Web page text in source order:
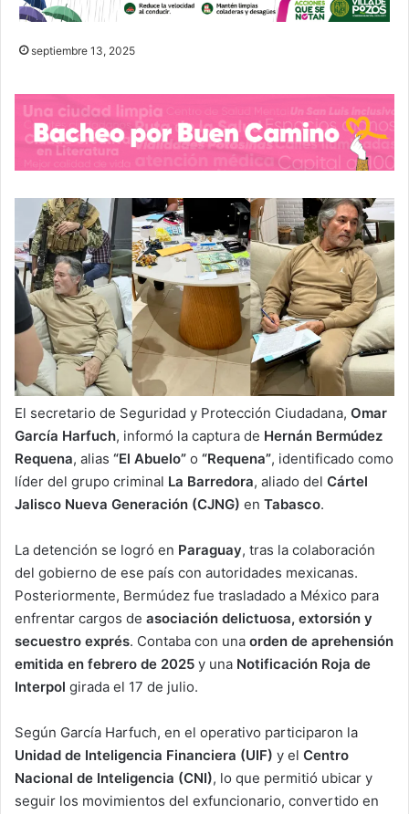
septiembre 13, 2025
El secretario de Seguridad y Protección Ciudadana, Omar
García Harfuch, informó la captura de Hernán Bermúdez
Requena, alias “El Abuelo” o “Requena”, identificado como
líder del grupo criminal La Barredora, aliado del Cártel
Jalisco Nueva Generación (CJNG) en Tabasco.
La detención se logró en Paraguay, tras la colaboración
del gobierno de ese país con autoridades mexicanas.
Posteriormente, Bermúdez fue trasladado a México para
enfrentar cargos de asociación delictuosa, extorsión y
secuestro exprés. Contaba con una orden de aprehensión
emitida en febrero de 2025 y una Notificación Roja de
Interpol girada el 17 de julio.
Según García Harfuch, en el operativo participaron la
Unidad de Inteligencia Financiera (UIF) y el Centro
Nacional de Inteligencia (CNI), lo que permitió ubicar y
seguir los movimientos del exfuncionario, convertido en